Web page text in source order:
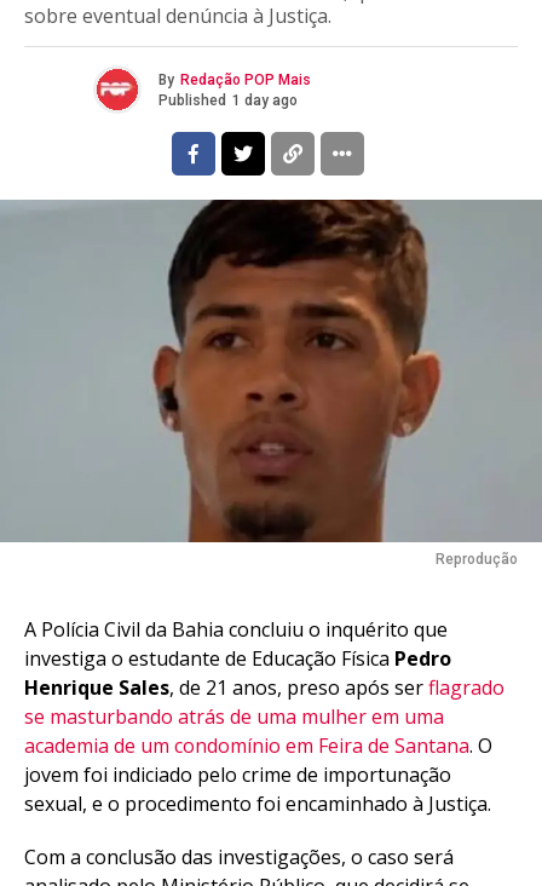
sobre eventual denúncia à Justiça.
By Redação POP Mais
Published 1 day ago
Reprodução
A Polícia Civil da Bahia concluiu o inquérito que
investiga o estudante de Educação Física Pedro
Henrique Sales, de 21 anos, preso após serflagrado
se masturbando atrás de uma mulher em uma
academia de um condomínio em Feira de Santana. O
jovem foi indiciado pelo crime de importunação
sexual, e o procedimento foi encaminhado à Justiça.
Com a conclusão das investigações, o caso será